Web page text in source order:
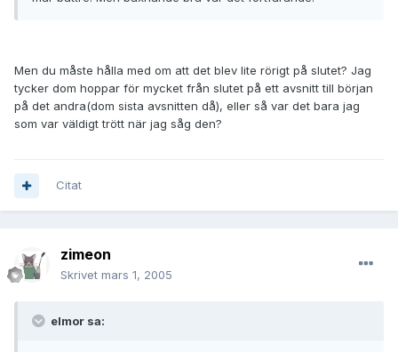
Men du måste hålla med om att det blev lite rörigt på slutet? Jag
tycker dom hoppar för mycket från slutet på ett avsnitt till början
på det andra(dom sista avsnitten då), eller så var det bara jag
som var väldigt trött när jag såg den?
Citat
zimeon
Skrivet mars 1, 2005
elmor sa: